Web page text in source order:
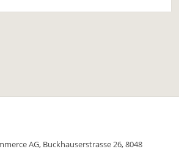
AG, Buckhauserstrasse 26, 8048